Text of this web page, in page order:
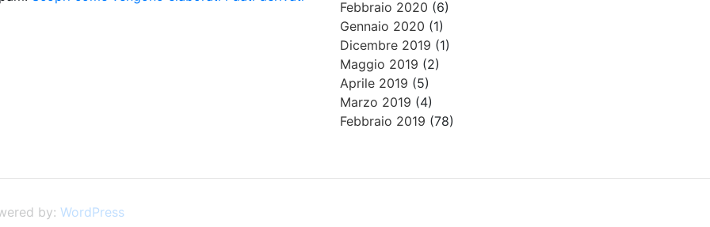
Febbraio 2020 (6)
Gennaio 2020 (1)
Dicembre 2019 (1)
Maggio 2019 (2)
Aprile 2019 (5)
Marzo 2019 (4)
Febbraio 2019 (78)
by: WordPress